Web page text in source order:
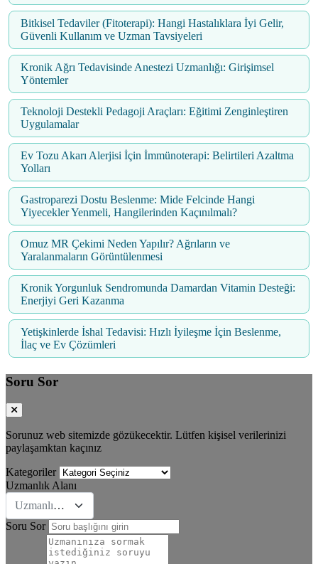
Bitkisel Tedaviler (Fitoterapi): Hangi Hastalıklara İyi Gelir,
Güvenli Kullanım ve Uzman Tavsiyeleri
Kronik Ağrı Tedavisinde Anestezi Uzmanlığı: Girişimsel
Yöntemler
Teknoloji Destekli Pedagoji Araçları: Eğitimi Zenginleştiren
Uygulamalar
Ev Tozu Akarı Alerjisi İçin İmmünoterapi: Belirtileri Azaltma
Yolları
Gastroparezi Dostu Beslenme: Mide Felcinde Hangi
Yiyecekler Yenmeli, Hangilerinden Kaçınılmalı?
Omuz MR Çekimi Neden Yapılır? Ağrıların ve
Yaralanmaların Görüntülenmesi
Kronik Yorgunluk Sendromunda Damardan Vitamin Desteği:
Enerjiyi Geri Kazanma
Yetişkinlerde İshal Tedavisi: Hızlı İyileşme İçin Beslenme,
İlaç ve Ev Çözümleri
Soru Sor
Sorunuz web sitemizde gözükecektir. Lütfen kişisel verilerinizi
paylaşamktan kaçınız
Kategoriler
Uzmanlık Alanı
Uzmanlık Se&#231;iniz
Soru Sor